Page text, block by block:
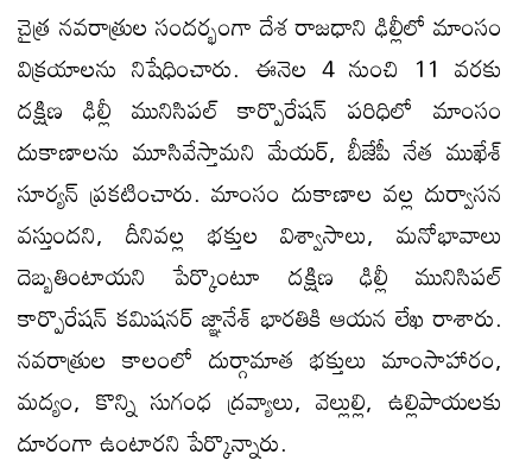
చైత్ర నవరాత్రుల సందర్భంగా దేశ రాజధాని ఢిల్లీలో మాంసం
విక్రయాలను నిషేధించారు. ఈనెల 4 నుంచి 11 వరకు
దక్షిణ ఢిల్లీ మునిసిపల్‌ కార్పొరేషన్‌ పరిధిలో మాంసం
దుకాణాలను మూసివేస్తామని మేయర్‌, బీజేపీ నేత ముఖేశ్‌
సూర్యన్‌ ప్రకటించారు. మాంసం దుకాణాల వల్ల దుర్వాసన
వస్తుందని, దీనివల్ల భక్తుల విశ్వాసాలు, మనోభావాలు
దెబ్బతింటాయని పేర్కొంటూ దక్షిణ ఢిల్లీ మునిసిపల్‌
కార్పొరేషన్‌ కమిషనర్‌ జ్ఞానేశ్‌ భారతికి ఆయన లేఖ రాశారు.
నవరాత్రుల కాలంలో దుర్గామాత భక్తులు మాంసాహారం,
మద్యం, కొన్ని సుగంధ ద్రవ్యాలు, వెల్లుల్లి, ఉల్లిపాయలకు
దూరంగా ఉంటారని పేర్కొన్నారు.